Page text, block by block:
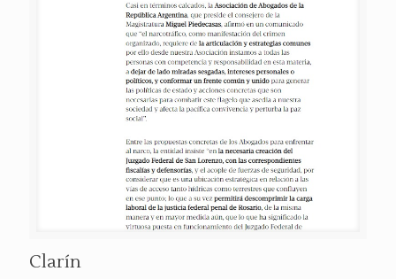
Clarín